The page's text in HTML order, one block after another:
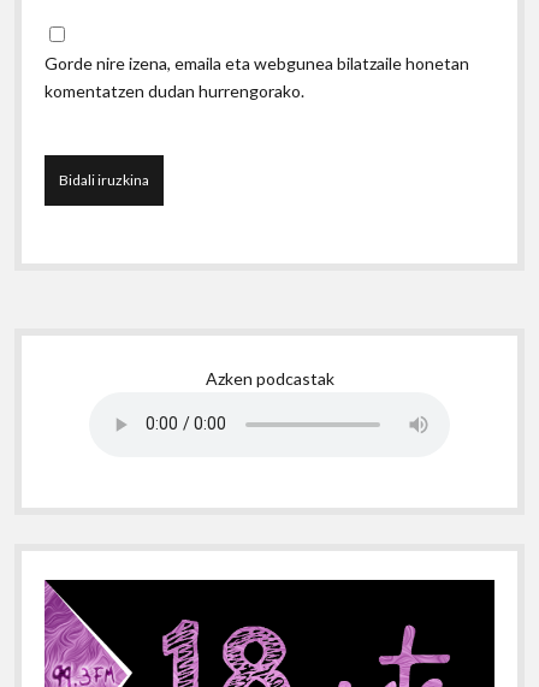
Gorde nire izena, emaila eta webgunea bilatzaile honetan
komentatzen dudan hurrengorako.
Sidebar
Azken podcastak